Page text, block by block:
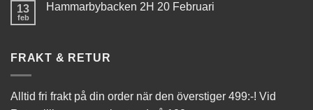
13
feb
Hammarbybacken 2H 20 Februari
FRAKT & RETUR
Alltid fri frakt på din order när den överstiger 499:-! Vid